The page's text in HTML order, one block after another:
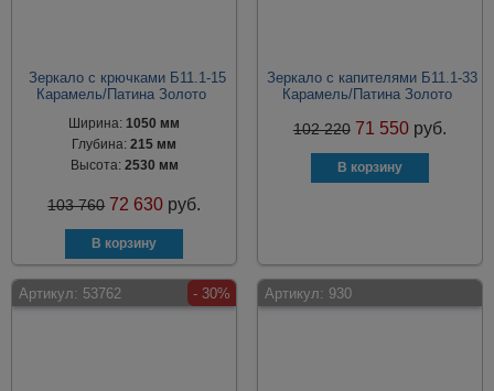
Зеркало с крючками Б11.1-15
Карамель/Патина Золото
Ширина:1050 мм
Глубина:215 мм
Высота: 2530 мм
103 760 72 630 руб.
Зеркало с капителями Б11.1-33
Карамель/Патина Золото
102 220 71 550 руб.
Артикул: 53762 - 30% Артикул: 930